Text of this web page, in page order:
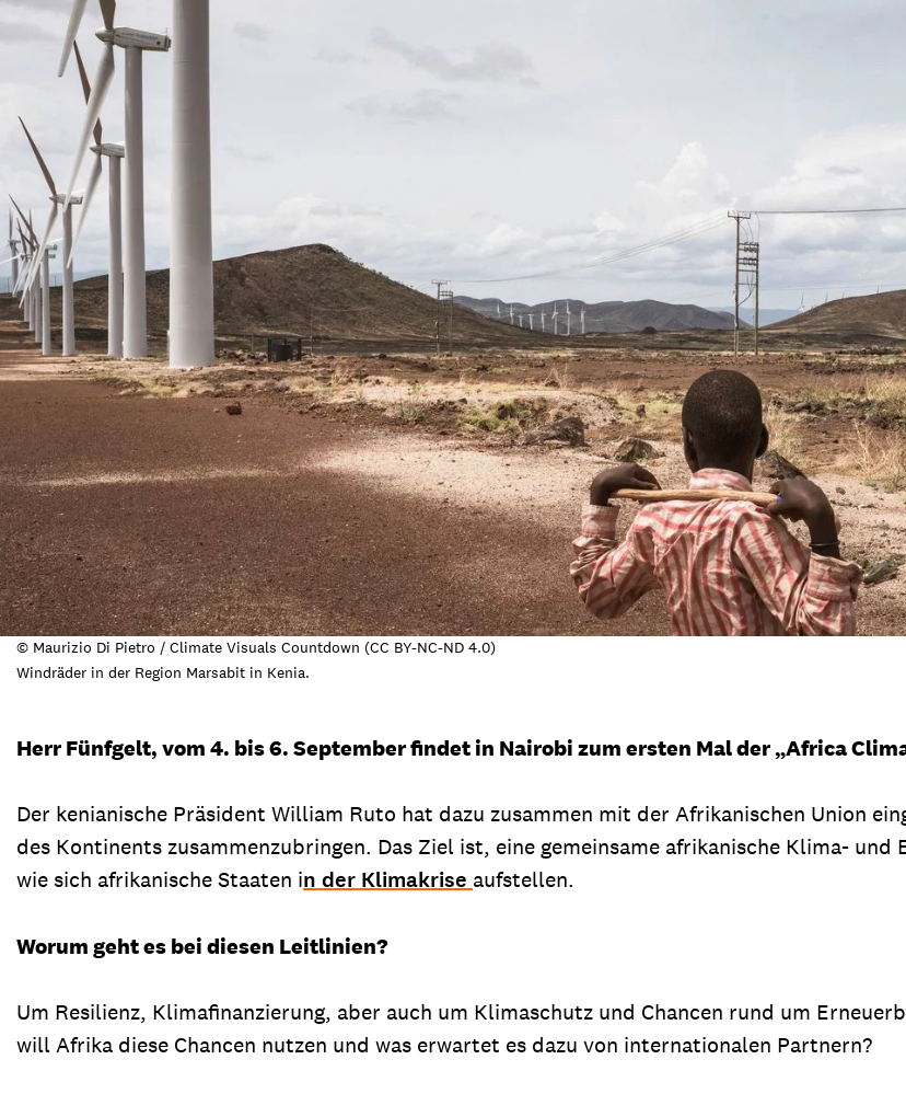
© Maurizio Di Pietro / Climate Visuals Countdown (CC BY-NC-ND 4.0)
Windräder in der Region Marsabit in Kenia.
Herr Fünfgelt, vom 4. bis 6. September findet in Nairobi zum ersten Mal der „Africa
Der kenianische Präsident William Ruto hat dazu zusammen mit der Afrikanischen Union
des Kontinents zusammenzubringen. Das Ziel ist, eine gemeinsame afrikanische Klima-
wie sich afrikanische Staaten in der Klimakrise aufstellen.
Worum geht es bei diesen Leitlinien?
Um Resilienz, Klimafinanzierung, aber auch um Klimaschutz und Chancen rund um
will Afrika diese Chancen nutzen und was erwartet es dazu von internationalen Partnern?